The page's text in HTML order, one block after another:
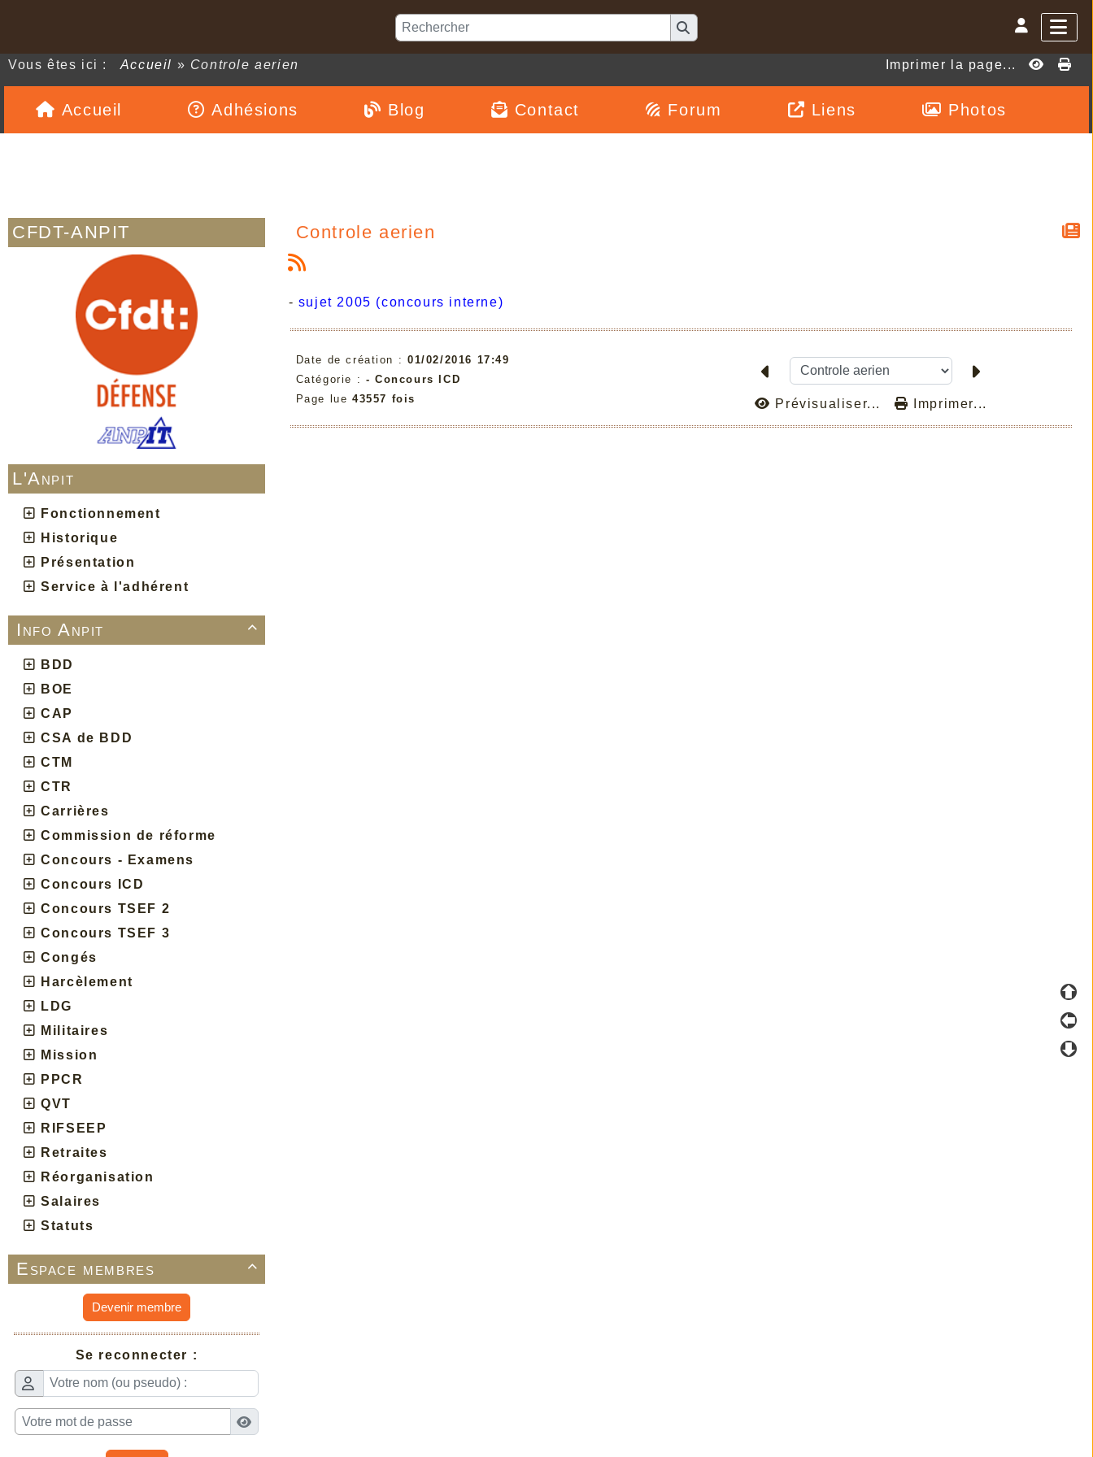
Vous êtes ici : Accueil » Controle aerien Imprimer la page...
Accueil Adhésions Blog Contact Forum Liens Photos
CFDT-ANPIT
L'Anpit
Fonctionnement
Historique
Présentation
Service à l'adhérent

Info Anpit
BDD
BOE
CAP
CSA de BDD
CTM
CTR
Carrières
Commission de réforme
Concours - Examens
Concours ICD
Concours TSEF 2
Concours TSEF 3
Congés
Harcèlement
LDG
Militaires
Mission
PPCR
QVT
RIFSEEP
Retraites
Réorganisation
Salaires
Statuts

Espace membres
Devenir membre
Se reconnecter :
Controle aerien
- sujet 2005 (concours interne)
Date de création : 01/02/2016 17:49
Catégorie : - Concours ICD
Page lue 43557 fois Prévisualiser... Imprimer...